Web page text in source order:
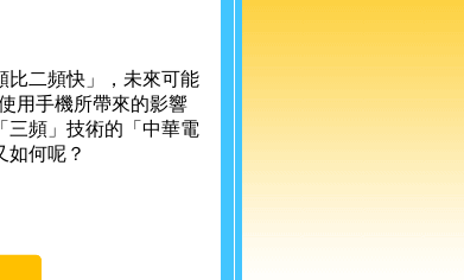
比二頻快」，未來可能
用手機所帶來的影響
三頻」技術的「中華電
如何呢？